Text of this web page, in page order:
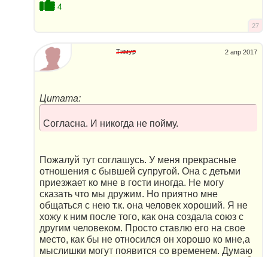
4
27
2 апр 2017
Тимур
Цитата:
Согласна. И никогда не пойму.
Пожалуй тут соглашусь. У меня прекрасные
отношения с бывшей супругой. Она с детьми
приезжает ко мне в гости иногда. Не могу
сказать что мы дружим. Но приятно мне
общаться с нею т.к. она человек хороший. Я не
хожу к ним после того, как она создала союз с
другим человеком. Просто ставлю его на свое
место, как бы не относился он хорошо ко мне,а
мыслишки могут появится со временем. Думаю